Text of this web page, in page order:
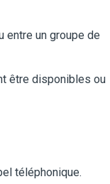
entre un groupe de
être disponibles ou
téléphonique.